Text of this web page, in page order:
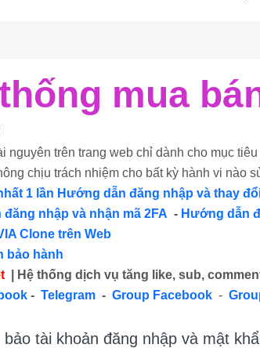
mua
nguyên trên trang web chỉ dành cho mục
chịu trách nhiệm cho bất kỳ hành vi nào
1 lần Hướng dẫn đăng nhập và thay
nhập và nhận mã 2FA - Hướng dẫn
Clone trên Web
bảo hành
| Hệ thống dịch vụ tăng like, sub,
- Telegram - Group Facebook -
tài khoản đăng nhập và mật